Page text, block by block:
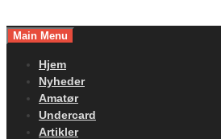
toMain Menu
Hjem
Nyheder
Amatør
Undercard
Artikler